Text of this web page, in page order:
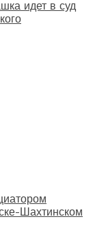
идет в суд
Шахтинском